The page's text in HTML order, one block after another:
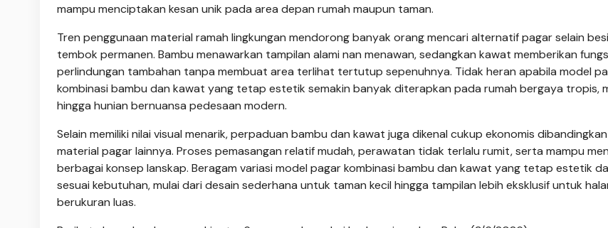
mampu menciptakan kesan unik pada area depan rumah maupun taman.
Tren penggunaan material ramah lingkungan mendorong banyak orang mencari alternatif pagar selain
tembok permanen. Bambu menawarkan tampilan alami nan menawan, sedangkan kawat memberikan
perlindungan tambahan tanpa membuat area terlihat tertutup sepenuhnya. Tidak heran apabila model
kombinasi bambu dan kawat yang tetap estetik semakin banyak diterapkan pada rumah bergaya tropis,
hingga hunian bernuansa pedesaan modern.
Selain memiliki nilai visual menarik, perpaduan bambu dan kawat juga dikenal cukup ekonomis
material pagar lainnya. Proses pemasangan relatif mudah, perawatan tidak terlalu rumit, serta mampu
berbagai konsep lanskap. Beragam variasi model pagar kombinasi bambu dan kawat yang tetap estetik
sesuai kebutuhan, mulai dari desain sederhana untuk taman kecil hingga tampilan lebih eksklusif untuk
berukuran luas.